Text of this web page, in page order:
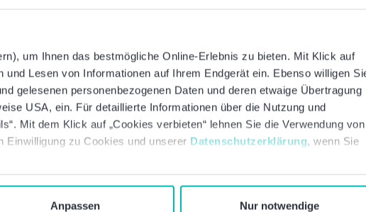
um Ihnen das bestmögliche Online-Erlebnis zu bieten. Mit Klick auf
und Lesen von Informationen auf Ihrem Endgerät ein. Ebenso willigen
gelesenen personenbezogenen Daten und deren etwaige Übertragung
USA, ein. Für detaillierte Informationen über die Nutzung und
Mit dem Klick auf „Cookies verbieten“ lehnen Sie die Verwendung von
Einwilligung zu Cookies und unserer Datenschutzerklärung, wenn Sie
Nur notwendige
Anpassen
Diesen Beitrag teilen: